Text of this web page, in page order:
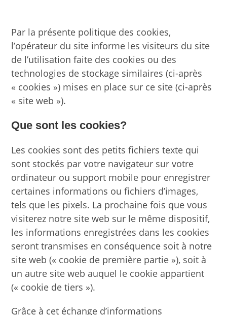
Par la présente politique des cookies,
l’opérateur du site informe les visiteurs du site
de l’utilisation faite des cookies ou des
technologies de stockage similaires (ci-après
« cookies ») mises en place sur ce site (ci-après
« site web »).
Que sont les cookies?
Les cookies sont des petits fichiers texte qui
sont stockés par votre navigateur sur votre
ordinateur ou support mobile pour enregistrer
certaines informations ou fichiers d’images,
tels que les pixels. La prochaine fois que vous
visiterez notre site web sur le même dispositif,
les informations enregistrées dans les cookies
seront transmises en conséquence soit à notre
site web (« cookie de première partie »), soit à
un autre site web auquel le cookie appartient
(« cookie de tiers »).
Grâce à cet échange d’informations